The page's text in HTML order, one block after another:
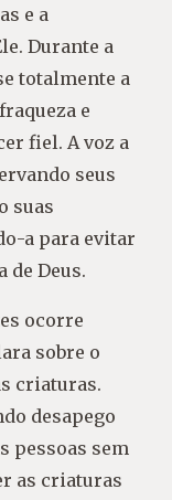
e a
Durante a
totalmente a
e
fiel. A voz a
seus
suas
a para evitar
de Deus.
ocorre
sobre o
criaturas.
desapego
pessoas sem
as criaturas